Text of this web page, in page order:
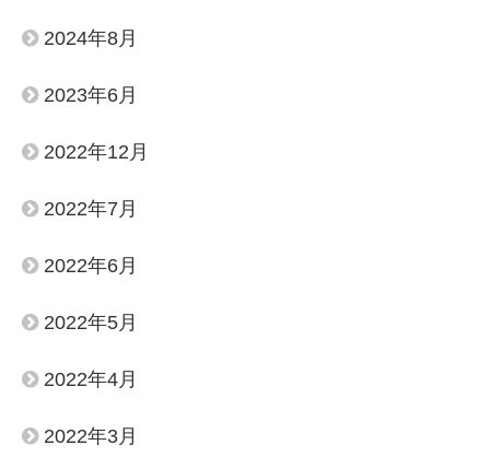
2024年8月
2023年6月
2022年12月
2022年7月
2022年6月
2022年5月
2022年4月
2022年3月